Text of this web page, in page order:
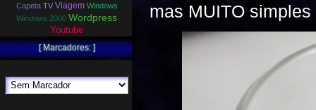
mas MUITO
Capeta TV Viagem Windows
Windows 2000 Wordpress
Youtube
[ Marcadores: ]